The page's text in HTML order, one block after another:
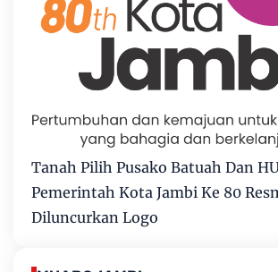
Tanah Pilih Pusako Batuah Dan
Pemerintah Kota Jambi Ke 80
Diluncurkan Logo